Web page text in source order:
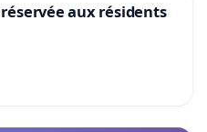
aux résidents